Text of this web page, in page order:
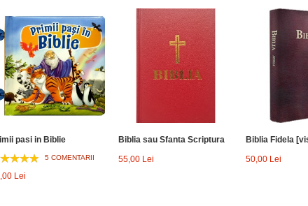
pasi in Biblie
5 COMENTARII
Lei
Biblia sau Sfanta Scriptura
55,00 Lei
Biblia Fidela
50,00 Lei